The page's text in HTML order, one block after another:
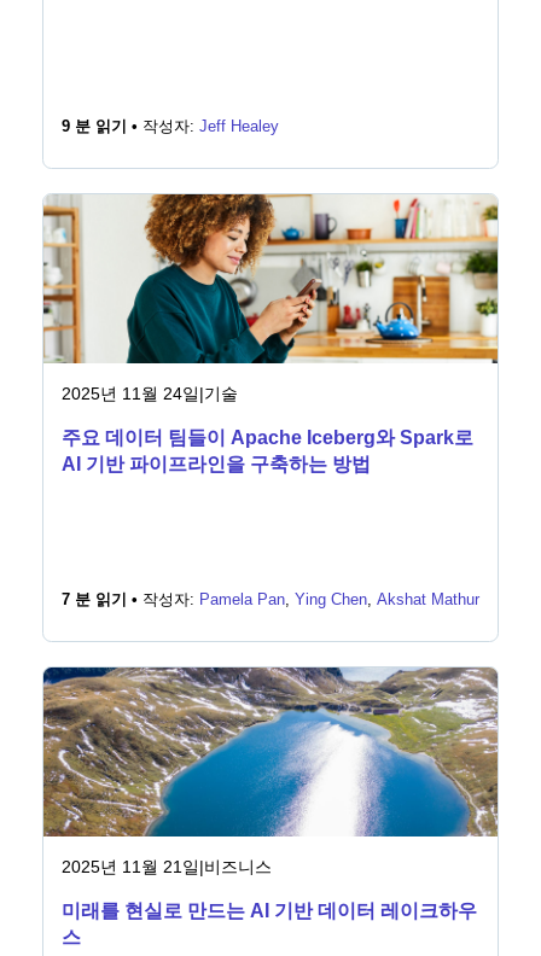
9 분 읽기 • 작성자: Jeff Healey
2025년 11월 24일|기술
주요 데이터 팀들이 Apache Iceberg와 Spark로
AI 기반 파이프라인을 구축하는 방법
7 분 읽기 • 작성자: Pamela Pan, Ying Chen, Akshat Mathur
2025년 11월 21일|비즈니스
미래를 현실로 만드는 AI 기반 데이터 레이크하우
스